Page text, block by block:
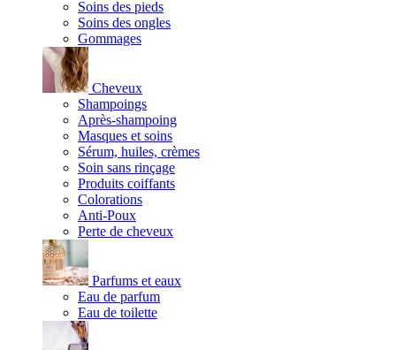
Soins des pieds
Soins des ongles
Gommages
Cheveux
Shampoings
Après-shampoing
Masques et soins
Sérum, huiles, crèmes
Soin sans rinçage
Produits coiffants
Colorations
Anti-Poux
Perte de cheveux
Parfums et eaux
Eau de parfum
Eau de toilette